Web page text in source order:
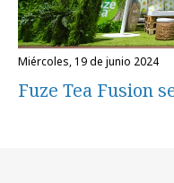
miércoles, 19 de junio 2024
Fuze Tea Fusion